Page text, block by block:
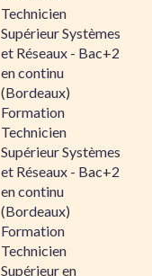
Technicien
Supérieur Systèmes
et Réseaux - Bac+2
en continu
(Bordeaux)
Formation
Technicien
Supérieur Systèmes
et Réseaux - Bac+2
en continu
(Bordeaux)
Formation
Technicien
Supérieur en